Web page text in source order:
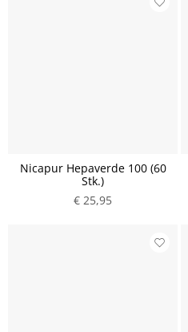
Nicapur Hepaverde 100 (60
Stk.)
€ 25,95